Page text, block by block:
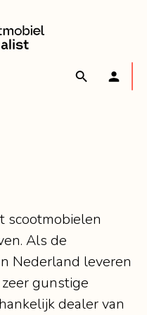
scootmobielen
Als de
Nederland leveren
gunstige
dealer van